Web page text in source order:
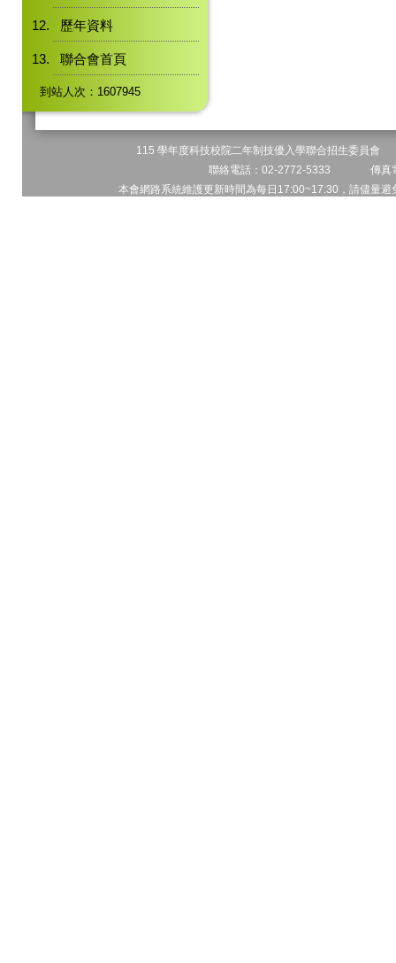
歷年資料
聯合會首頁
到站人次：1607945
115 學年度科技校院二年制技優入學聯合招生委員
聯絡電話：02-2772-5333 傳
本會網路系統維護更新時間為每日17:00~17:30，請儘量